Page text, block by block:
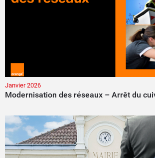
Janvier 2026
Modernisation des réseaux – Arrêt du